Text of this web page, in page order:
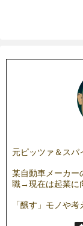
元ピッツァ＆スパ
某自動車メーカ
職→現在は起業に
「醸す」モノや